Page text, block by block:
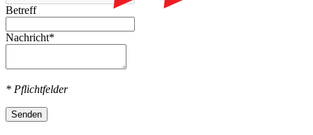
Betreff
Nachricht*
* Pflichtfelder
Senden